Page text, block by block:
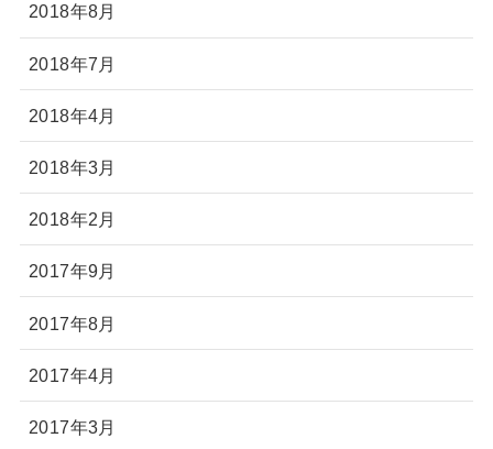
2018年8月
2018年7月
2018年4月
2018年3月
2018年2月
2017年9月
2017年8月
2017年4月
2017年3月